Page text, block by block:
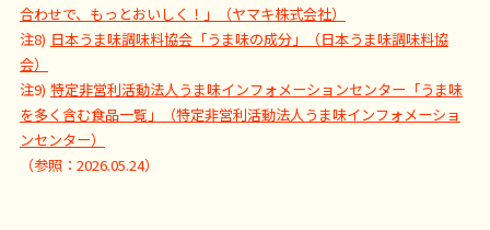
合わせで、もっとおいしく！」（ヤマキ株式会社）
注8) 日本うま味調味料協会「うま味の成分」（日本うま味調味料協
会）
注9) 特定非営利活動法人うま味インフォメーションセンター「うま味
を多く含む食品一覧」（特定非営利活動法人うま味インフォメーショ
ンセンター）
（参照：2026.05.24）